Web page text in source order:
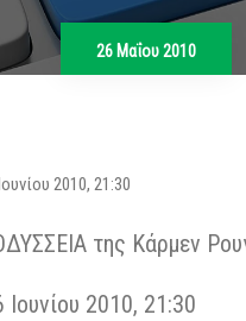
26 Μαΐου 2010
της Κάρμεν
Ιουνίου 2010, 21:30